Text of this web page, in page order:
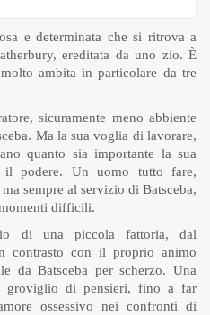
e determinata che si ritrova a
ereditata da uno zio. È
ambita in particolare da tre
sicuramente meno abbiente
Ma la sua voglia di lavorare,
quanto sia importante la sua
il podere. Un uomo tutto fare,
sempre al servizio di Batsceba,
difficili.
di una piccola fattoria, dal
contrasto con il proprio animo
da Batsceba per scherzo. Una
groviglio di pensieri, fino a far
ossessivo nei confronti di